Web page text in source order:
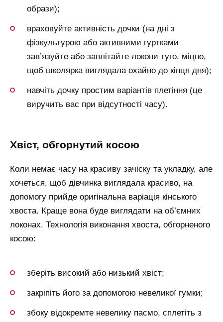
образи);
враховуйте активність дочки (на дні з
фізкультурою або активними гуртками
зав’язуйте або заплітайте локони туго, міцно,
щоб школярка виглядала охайно до кінця дня);
навчіть дочку простим варіантів плетіння (це
виручить вас при відсутності часу).
хвіст, обгорнутий косою
Коли немає часу на красиву зачіску та укладку, але
хочеться, щоб дівчинка виглядала красиво, на
допомогу прийде оригінальна варіація кінського
хвоста. Краще вона буде виглядати на об’ємних
локонах. Технологія виконання хвоста, обгорненого
косою:
зберіть високий або низький хвіст;
закріпіть його за допомогою невеликої гумки;
збоку відокремте невелику пасмо, сплетіть з